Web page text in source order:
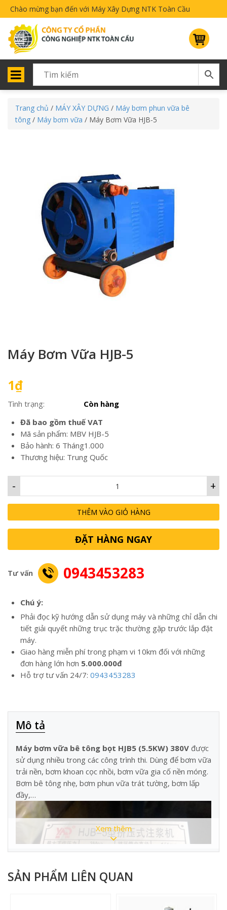
Chào mừng bạn đến với Máy Xây Dựng NTK Toàn Cầu
Trang chủ / MÁY XÂY DỰNG / Máy bơm phun vữa bê
tông / Máy bơm vữa / Máy Bơm Vữa HJB-5
Máy Bơm Vữa HJB-5
1₫
Tình trạng:
Còn hàng
Đã bao gồm thuế VAT
Mã sản phẩm: MBV HJB-5
Bảo hành: 6 Tháng1.000
Thương hiệu: Trung Quốc
+
-
THÊM VÀO GIỎ HÀNG
ĐẶT HÀNG NGAY
Tư vấn 0943453283
Chú ý:
Phải đọc kỹ hướng dẫn sử dụng máy và những chỉ dẫn chi
tiết giải quyết những trục trặc thường gặp trước lắp đặt
máy.
Giao hàng miễn phí trong phạm vi 10km đối với những
đơn hàng lớn hơn 5.000.000đ
Hỗ trợ tư vấn 24/7: 0943453283
Mô tả
Máy bơm vữa bê tông bọt HJB5 (5.5KW) 380V được
sử dụng nhiều trong các công trình thi. Dùng để bơm vữa
trải nền, bơm khoan cọc nhồi, bơm vữa gia cố nền móng.
Bơm bê tông nhẹ, bơm phun vữa trát tường, bơm lấp
đầy,…
Xem thêm
SẢN PHẨM LIÊN QUAN